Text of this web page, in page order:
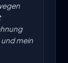
mein